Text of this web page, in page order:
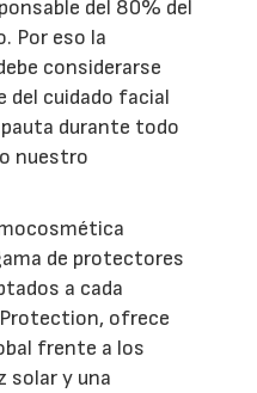
del 80% del
Por eso la
considerarse
del cuidado facial
durante todo
nuestro
de protectores
a cada
ofrece
frente a los
solar y una